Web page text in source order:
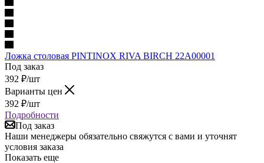
Ложка столовая PINTINOX RIVA BIRCH 22A00001
Под заказ
392 ₽/шт
Варианты цен
392 ₽/шт
Подробности
Под заказ
Наши менеджеры обязательно свяжутся с вами и уточнят
условия заказа
Показать еще